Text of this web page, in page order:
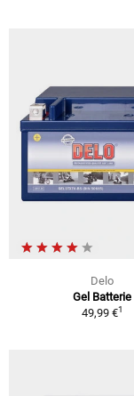
Delo
Gel Batterie
49,99 €1